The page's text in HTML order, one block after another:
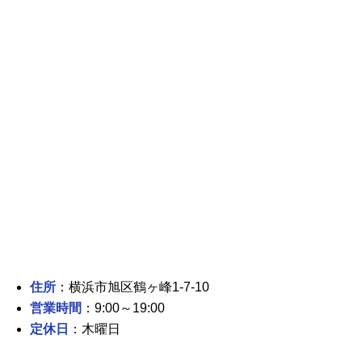
住所 ：横浜市旭区鶴ヶ峰1-7-10
営業時間 ：9:00～19:00
定休日
：木曜日